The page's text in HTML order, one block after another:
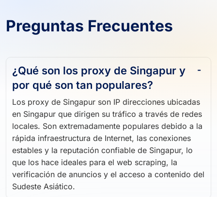
Preguntas Frecuentes
¿Qué son los proxy de Singapur y
por qué son tan populares?
Los proxy de Singapur son IP direcciones ubicadas
en Singapur que dirigen su tráfico a través de redes
locales. Son extremadamente populares debido a la
rápida infraestructura de Internet, las conexiones
estables y la reputación confiable de Singapur, lo
que los hace ideales para el web scraping, la
verificación de anuncios y el acceso a contenido del
Sudeste Asiático.